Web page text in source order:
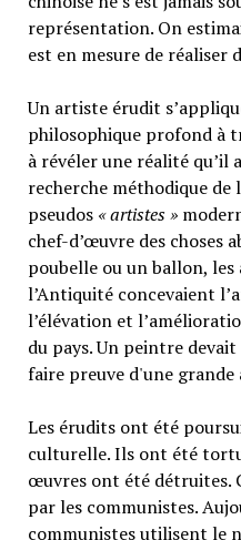
représentation. On
est en mesure de réaliser
Un artiste érudit
philosophique profond à
à révéler une réalité qu’il
recherche méthodique
pseudos « artistes »
chef-d’œuvre des choses
poubelle ou un ballon,
l’Antiquité concevaient
l’élévation et
du pays. Un peintre
faire preuve d'une grande
Les érudits ont été
culturelle. Ils ont été
œuvres ont été détruites.
par les communistes.
communistes utilisent le